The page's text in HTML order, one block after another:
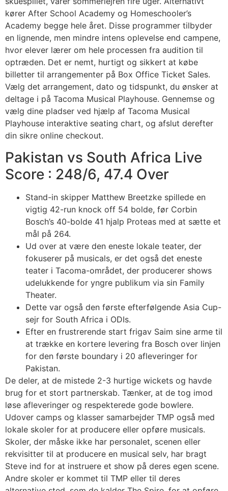
kører After School Academy og Homeschooler’s
Academy begge hele året. Disse programmer tilbyder
en lignende, men mindre intens oplevelse end campene,
hvor elever lærer om hele processen fra audition til
optræden. Det er nemt, hurtigt og sikkert at købe
billetter til arrangementer på Box Office Ticket Sales.
Vælg det arrangement, dato og tidspunkt, du ønsker at
deltage i på Tacoma Musical Playhouse. Gennemse og
vælg dine pladser ved hjælp af Tacoma Musical
Playhouse interaktive seating chart, og afslut derefter
din sikre online checkout.
Pakistan vs South Africa Live
Score : 248/6, 47.4 Over
Stand-in skipper Matthew Breetzke spillede en
vigtig 42-run knock off 54 bolde, før Corbin
Bosch’s 40-bolde 41 hjalp Proteas med at sætte et
mål på 264.
Ud over at være den eneste lokale teater, der
fokuserer på musicals, er det også det eneste
teater i Tacoma-området, der producerer shows
udelukkende for yngre publikum via sin Family
Theater.
Dette var også den første efterfølgende Asia Cup-
sejr for South Africa i ODIs.
Efter en frustrerende start frigav Saim sine arme til
at trække en kortere levering fra Bosch over linjen
for den første boundary i 20 afleveringer for
Pakistan.
De deler, at de mistede 2-3 hurtige wickets og havde
brug for et stort partnerskab. Tænker, at de tog imod
løse afleveringer og respekterede gode bowlere.
Udover camps og klasser samarbejder TMP også med
lokale skoler for at producere eller opføre musicals.
Skoler, der måske ikke har personalet, scenen eller
rekvisitter til at producere en musical selv, har bragt
Steve ind for at instruere et show på deres egen scene.
Andre skoler er kommet til TMP eller til deres